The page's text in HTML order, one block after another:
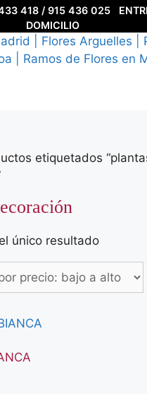
418 / 915 436 025
DOMICILIO
etiquetados
único resultado